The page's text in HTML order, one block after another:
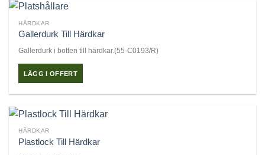
HÄRDKAR
Gallerdurk Till Härdkar
Gallerdurk i botten till härdkar.(55-C0193/R)
LÄGG I OFFERT
HÄRDKAR
Plastlock Till Härdkar